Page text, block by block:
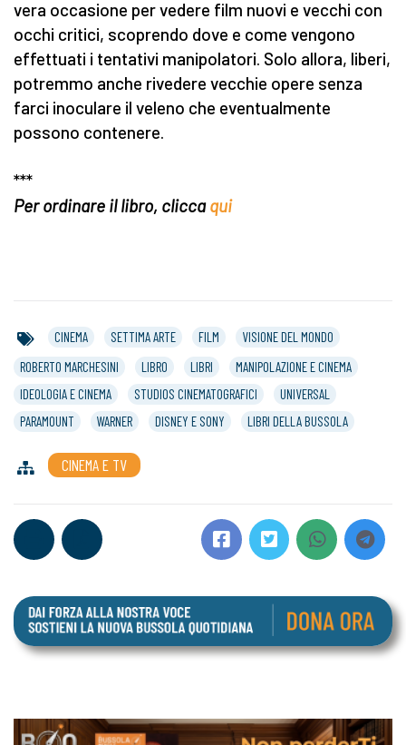
vera occasione per vedere film nuovi e vecchi con
occhi critici, scoprendo dove e come vengono
effettuati i tentativi manipolatori. Solo allora, liberi,
potremmo anche rivedere vecchie opere senza
farci inoculare il veleno che eventualmente
possono contenere.
***
Per ordinare il libro, cliccaqui
CINEMA SETTIMA ARTE FILM
VISIONE DEL MONDO
ROBERTO MARCHESINI
LIBRO LIBRI
MANIPOLAZIONE E CINEMA
IDEOLOGIA E CINEMA
STUDIOS CINEMATOGRAFICI
UNIVERSAL
PARAMOUNT
WARNER DISNEY E SONY LIBRI DELLA BUSSOLA
CINEMA E TV